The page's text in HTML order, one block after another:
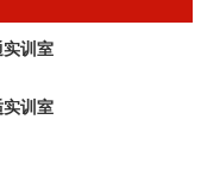
训室
训室